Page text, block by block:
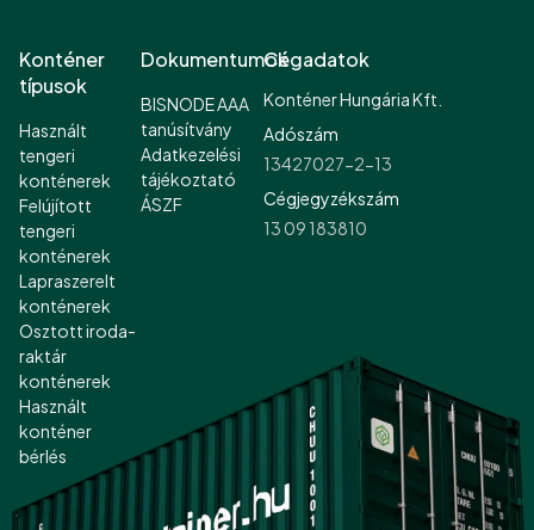
Konténer
típusok
Használt
tengeri
konténerek
Felújított
tengeri
konténerek
Lapraszerelt
konténerek
Osztott iroda-
raktár
konténerek
Használt
konténer
bérlés
Dokumentumok
BISNODE AAA
tanúsítvány
Adatkezelési
tájékoztató
ÁSZF
Cégadatok
Konténer Hungária Kft.
Adószám
13427027-2-13
Cégjegyzékszám
13 09 183810